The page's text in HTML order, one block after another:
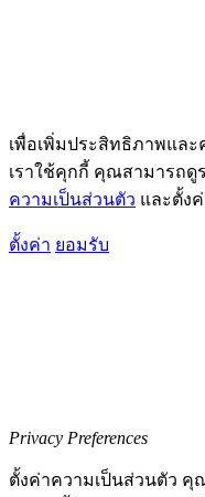
เพื่อเพิ่มประสิทธิภาพและ
เราใช้คุกกี้ คุณสามารถดู
ความเป็นส่วนตัว และตั้ง
ตั้งค่า ยอมรับ
Privacy Preferences
ตั้งค่าความเป็นส่วนตัว คุ